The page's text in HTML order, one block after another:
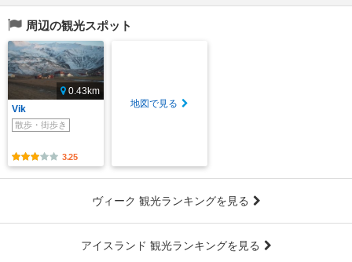
周辺の観光スポット
0.43km
Vik
散歩・街歩き
3.25
地図で見る
ヴィーク 観光ランキングを見る
アイスランド 観光ランキングを見る